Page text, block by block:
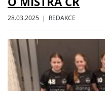
28.03.2025 | REDAKCE